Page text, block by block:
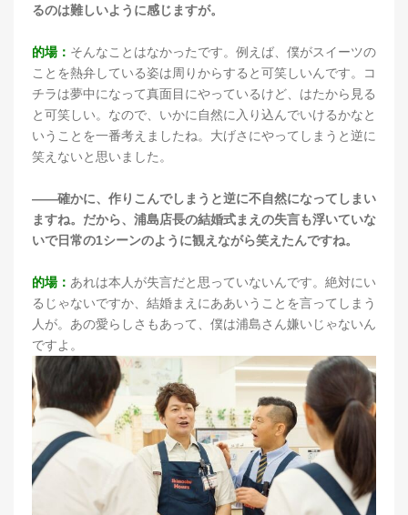
るのは難しいように感じますが。
的場： そんなことはなかったです。例えば、僕がスイーツの
ことを熱弁している姿は周りからすると可笑しいんです。コ
チラは夢中になって真面目にやっているけど、はたから見る
と可笑しい。なので、いかに自然に入り込んでいけるかなと
いうことを一番考えましたね。大げさにやってしまうと逆に
笑えないと思いました。
――確かに、作りこんでしまうと逆に不自然になってしまい
ますね。だから、浦島店長の結婚式まえの失言も浮いていな
いで日常の1シーンのように観えながら笑えたんですね。
的場： あれは本人が失言だと思っていないんです。絶対にい
るじゃないですか、結婚まえにああいうことを言ってしまう
人が。あの愛らしさもあって、僕は浦島さん嫌いじゃないん
ですよ。